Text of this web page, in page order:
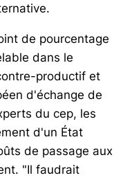
de pourcentage
dans le
productif et
d'échange de
du cep, les
d'un État
de passage aux
"Il faudrait